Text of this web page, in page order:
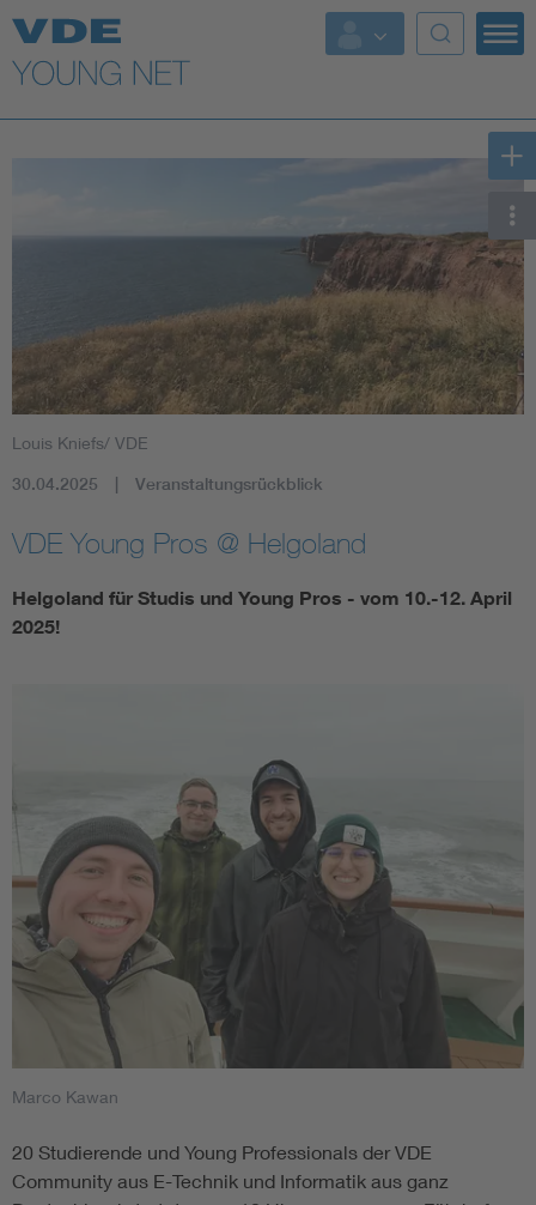
Top Themen
Fokusthemen
Health
Mobility
Functional safety
Louis Kniefs/ VDE
30.04.2025 Veranstaltungsrückblick
VDE Young Pros @ Helgoland
Helgoland für Studis und Young Pros - vom 10.-12. April
2025!
Marco Kawan
20 Studierende und Young Professionals der VDE
Community aus E-Technik und Informatik aus ganz